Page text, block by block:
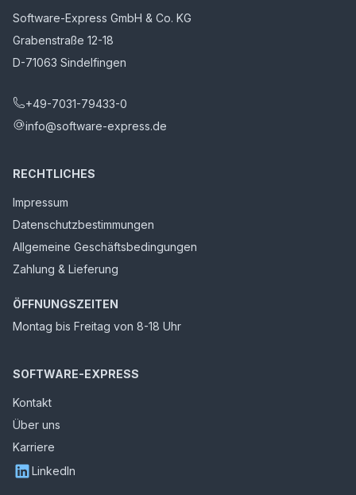
Software-Express GmbH & Co. KG
Grabenstraße 12-18
D-71063 Sindelfingen
+49-7031-79433-0
info@software-express.de
RECHTLICHES
Impressum
Datenschutzbestimmungen
Allgemeine Geschäftsbedingungen
Zahlung & Lieferung
ÖFFNUNGSZEITEN
Montag bis Freitag von 8-18 Uhr
SOFTWARE-EXPRESS
Kontakt
Über uns
Karriere
LinkedIn